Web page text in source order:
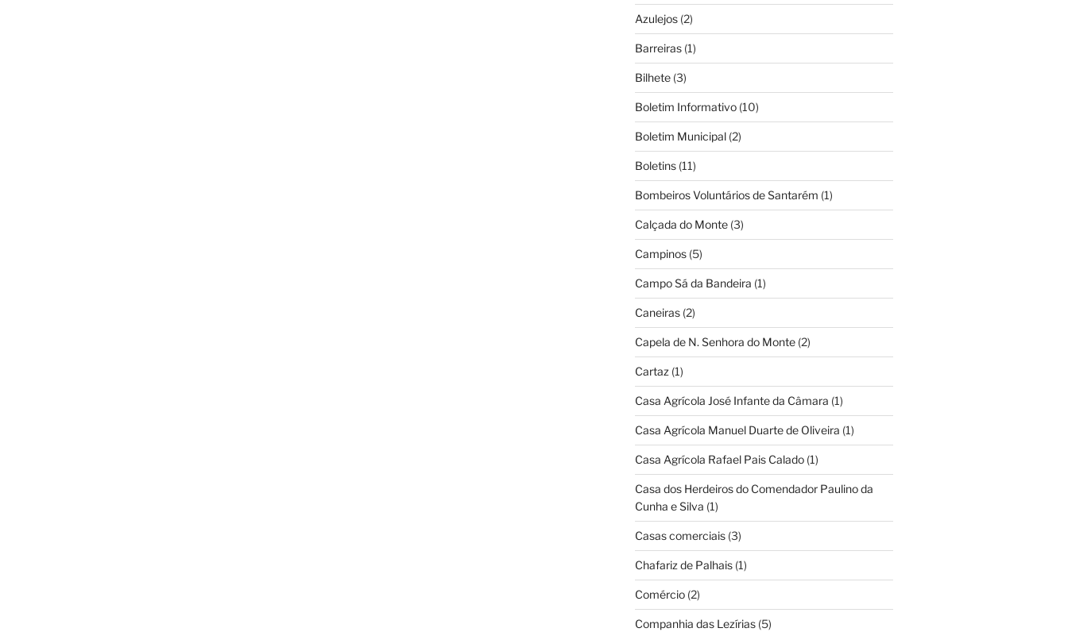
Azulejos(2)
Barreiras(1)
Bilhete(3)
Boletim Informativo(10)
Boletim Municipal(2)
Boletins(11)
Bombeiros Voluntários de Santarém (1)
Calçada do Monte(3)
Campinos(5)
Campo Sá da Bandeira (1)
Caneiras(2)
Capela de N. Senhora do Monte(2)
Cartaz (1)
Casa Agrícola José Infante da Câmara (1)
Casa Agrícola Manuel Duarte de Oliveira (1)
Casa Agrícola Rafael Pais Calado(1)
Casa dos Herdeiros do Comendador Paulino da
Cunha e Silva (1)
Casas comerciais(3)
Chafariz de Palhais(1)
Comércio(2)
Companhia das Lezírias(5)